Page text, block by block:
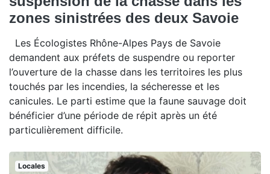
zones sinistrées des deux Savoie
Les Écologistes Rhône-Alpes Pays de Savoie
demandent aux préfets de suspendre ou reporter
l’ouverture de la chasse dans les territoires les plus
touchés par les incendies, la sécheresse et les
canicules. Le parti estime que la faune sauvage doit
bénéficier d’une période de répit après un été
particulièrement difficile.
Locales